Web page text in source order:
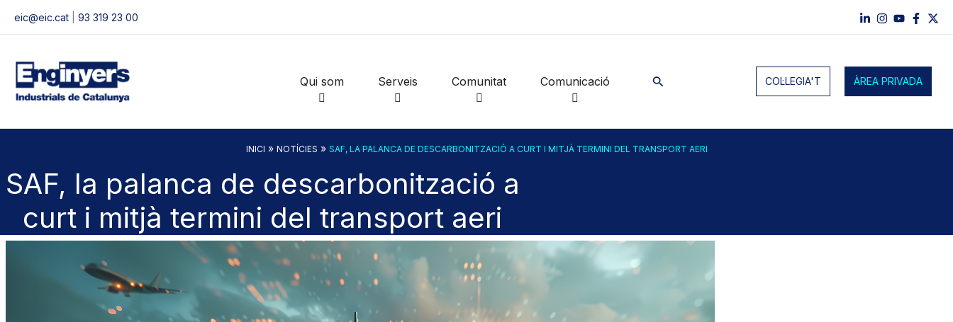
eic@eic.cat 93 319 23 00
Qui som Serveis Comunitat Comunicació Cerca COL·LEGIA'T ÀREA PRIVADA
INICI » NOTÍCIES » SAF, LA PALANCA DE DESCARBONITZACIÓ A CURT I MITJÀ TERMINI DEL TRANSPORT AERI
SAF, la palanca de descarbonització a
curt i mitjà termini del transport aeri